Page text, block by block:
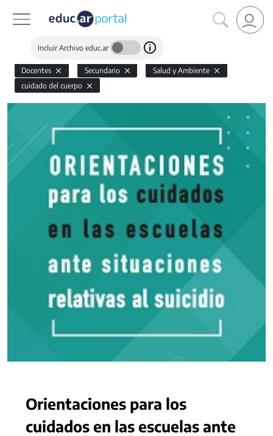
Incluir Archivo educ.ar
Docentes Secundario
Salud y Ambiente
cuidado del cuerpo
Orientaciones para los
cuidados en las escuelas ante